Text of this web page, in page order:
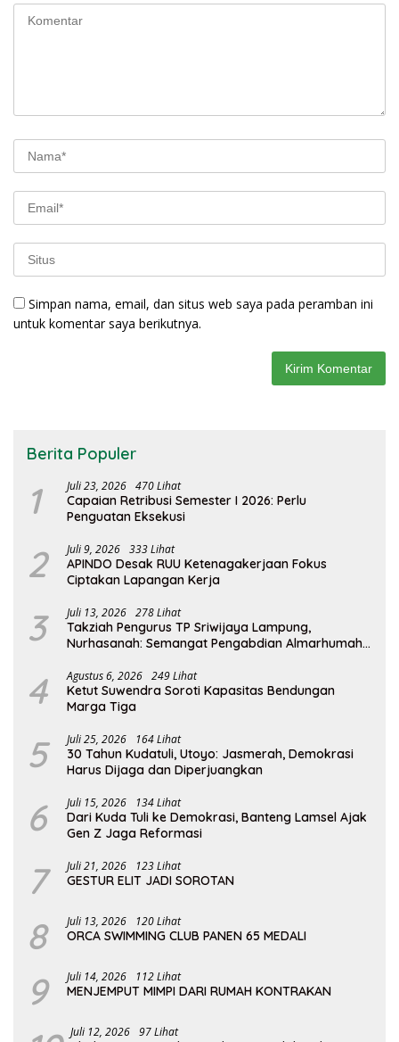
Simpan nama, email, dan situs web saya pada peramban ini
untuk komentar saya berikutnya.
Berita Populer
1 Juli 23, 2026 470 Lihat
Capaian Retribusi Semester I 2026: Perlu
Penguatan Eksekusi
2 Juli 9, 2026 333 Lihat
APINDO Desak RUU Ketenagakerjaan Fokus
Ciptakan Lapangan Kerja
3 Juli 13, 2026 278 Lihat
Takziah Pengurus TP Sriwijaya Lampung,
Nurhasanah: Semangat Pengabdian Almarhumah
4 Agustus 6, 2026 249 Lihat
Ketut Suwendra Soroti Kapasitas Bendungan
Marga Tiga
5 Juli 25, 2026 164 Lihat
30 Tahun Kudatuli, Utoyo: Jasmerah, Demokrasi
Harus Dijaga dan Diperjuangkan
6 Juli 15, 2026 134 Lihat
Dari Kuda Tuli ke Demokrasi, Banteng Lamsel Ajak
Gen Z Jaga Reformasi
7 Juli 21, 2026 123 Lihat
GESTUR ELIT JADI SOROTAN
8 Juli 13, 2026 120 Lihat
ORCA SWIMMING CLUB PANEN 65 MEDALI
9 Juli 14, 2026 112 Lihat
MENJEMPUT MIMPI DARI RUMAH KONTRAKAN
Juli 12, 2026 97 Lihat